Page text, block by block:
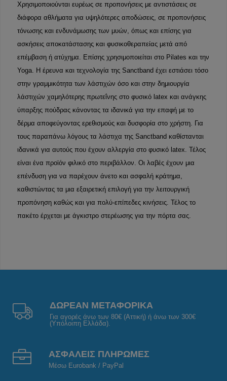
Χρησιμοποιούνται ευρέως σε προπονήσεις με αντιστάσεις σε
διάφορα αθλήματα για υψηλότερες αποδώσεις, σε προπονήσεις
τόνωσης και ενδυνάμωσης των μυών, όπως και επίσης για
ασκήσεις αποκατάστασης και φυσικοθεραπείας μετά από
επέμβαση ή ατύχημα. Επίσης χρησιμοποιείται στο Pilates και την
Yoga. Η έρευνα και τεχνολογία της Sanctband έχει εστιάσει τόσο
στην γραμμικότητα των λάστιχών όσο και στην δημιουργία
λάστιχών χαμηλότερης πρωτεΐνης στο φυσικό latex και ανάγκης
ύπαρξης πούδρας κάνοντας τα ιδανικά για την επαφή με το
δέρμα αποφεύγοντας ερεθισμούς και δυσφορία στο χρήστη. Για
τους παραπάνω λόγους τα λάστιχα της Sanctband καθίστανται
ιδανικά για αυτούς που έχουν αλλεργία στο φυσικό latex. Τέλος
είναι ένα προϊόν φιλικό στο περιβάλλον. Οι λαβές έχουν μια
επένδυση για να παρέχουν άνετο και ασφαλή κράτημα,
καθιστώντας τα μια εξαιρετική επιλογή για την λειτουργική
προπόνηση καθώς και για πολύ-επίπεδες κινήσεις. Τέλος το
πακέτο έρχεται με άγκιστρο στερέωσης για την πόρτα σας.
ΔΩΡΕΑΝ ΜΕΤΑΦΟΡΙΚΑ
Για αγορές άνω των 80€ (Αττική) ή άνω των 300€
(Υπόλοιπη Ελλάδα).
ΑΣΦΑΛΕΙΣ ΠΛΗΡΩΜΕΣ
Μέσω Eurobank / PayPal